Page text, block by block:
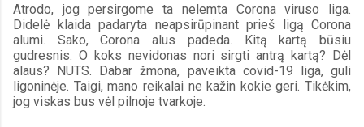
Atrodo, jog persirgome ta nelemta Corona viruso liga.
Didelė klaida padaryta neapsirūpinant prieš ligą Corona
alumi. Sako, Corona alus padeda. Kitą kartą būsiu
gudresnis. O koks nevidonas nori sirgti antrą kartą? Dėl
alaus? NUTS. Dabar žmona, paveikta covid-19 liga, guli
ligoninėje. Taigi, mano reikalai ne kažin kokie geri. Tikėkim,
jog viskas bus vėl pilnoje tvarkoje.